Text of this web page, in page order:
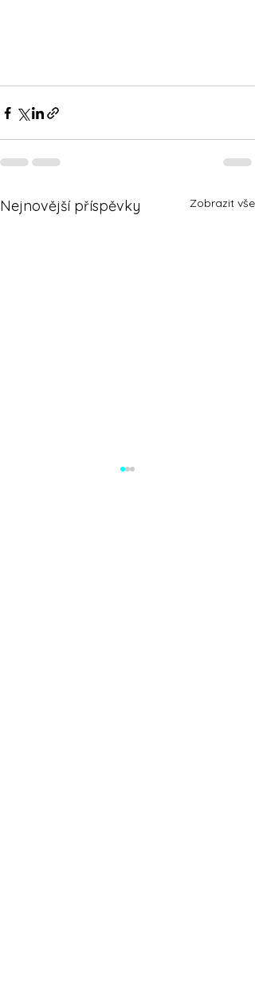
Nejnovější příspěvky Zobrazit vše